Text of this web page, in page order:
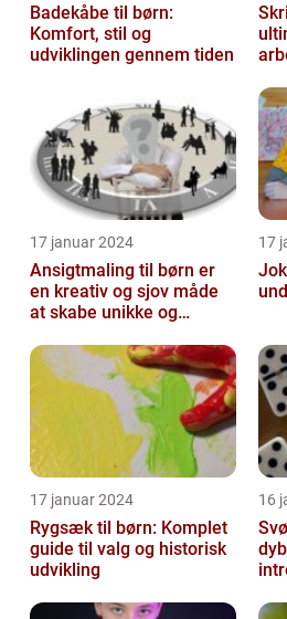
Badekåbe til børn:
Komfort, stil og
udviklingen gennem tiden
17 januar 2024
Ansigtmaling til børn er
en kreativ og sjov måde
at skabe unikke og
17
17 januar 2024
Rygsæk til børn: Komplet
guide til valg og historisk
udvikling
16